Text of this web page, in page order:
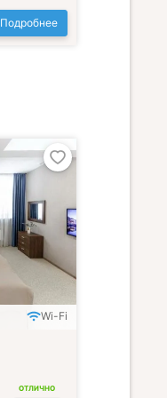
Подробнее
Wi-Fi
ОТЛИЧНО